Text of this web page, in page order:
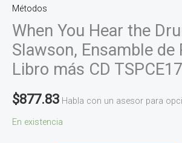
Métodos
When You Hear the
Slawson, Ensamble de
Libro más CD
$877.83 Habla con un asesor para
En existencia